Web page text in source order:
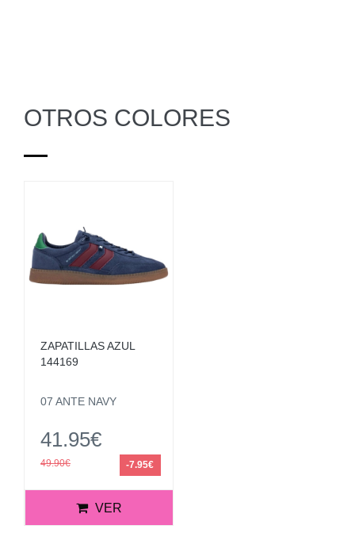
OTROS COLORES
ZAPATILLAS AZUL
144169
07 ANTE NAVY
41.95€
49.90€ -7.95€
VER